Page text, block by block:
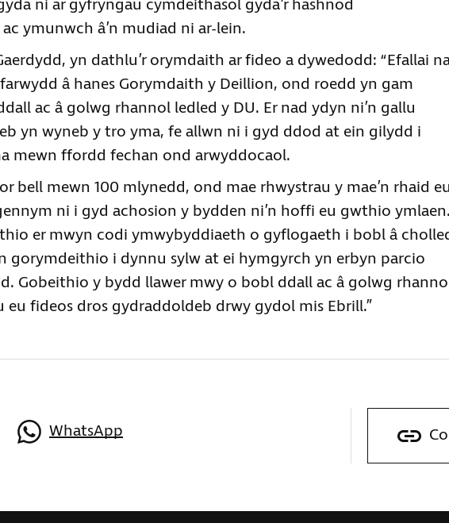
ni ar gyfryngau cymdeithasol gyda’r hashnod
ymunwch â’n mudiad ni ar-lein.
yn dathlu’r orymdaith ar fideo a dywedodd: “Efallai
â hanes Gorymdaith y Deillion, ond roedd yn gam
ac â golwg rhannol ledled y DU. Er nad ydyn ni’n gallu
yn wyneb y tro yma, fe allwn ni i gyd ddod at ein gilydd i
mewn ffordd fechan ond arwyddocaol.
bell mewn 100 mlynedd, ond mae rhwystrau y mae’n rhaid eu
ni i gyd achosion y bydden ni’n hoffi eu gwthio ymlaen.
er mwyn codi ymwybyddiaeth o gyflogaeth i bobl â
gorymdeithio i dynnu sylw at ei hymgyrch yn erbyn parcio
Gobeithio y bydd llawer mwy o bobl ddall ac â golwg
eu fideos dros gydraddoldeb drwy gydol mis Ebrill.”
WhatsApp